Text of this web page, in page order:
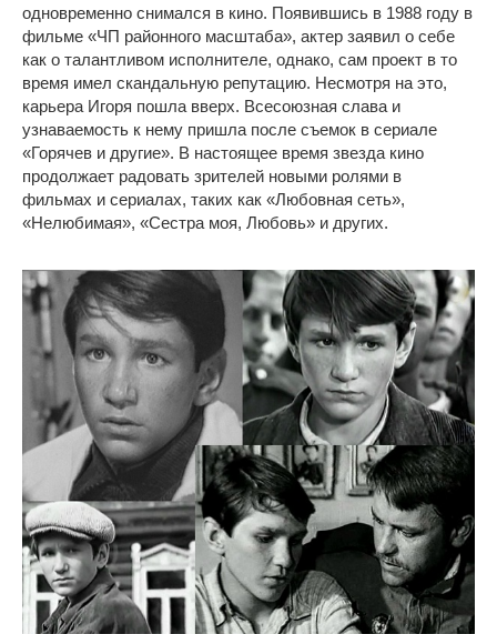
одновременно снимался в кино. Появившись в 1988 году в
фильме «ЧП районного масштаба», актер заявил о себе
как о талантливом исполнителе, однако, сам проект в то
время имел скандальную репутацию. Несмотря на это,
карьера Игоря пошла вверх. Всесоюзная слава и
узнаваемость к нему пришла после съемок в сериале
«Горячев и другие». В настоящее время звезда кино
продолжает радовать зрителей новыми ролями в
фильмах и сериалах, таких как «Любовная сеть»,
«Нелюбимая», «Сестра моя, Любовь» и других.